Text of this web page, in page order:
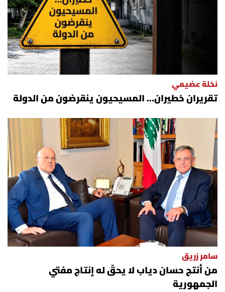
نخلة عضيمي
تقريران خطيران… المسيحيون ينقرضون من الدولة
سامر زريق
من أنتج حسان دياب لا يحقّ له إنتاج مفتي
الجمهورية